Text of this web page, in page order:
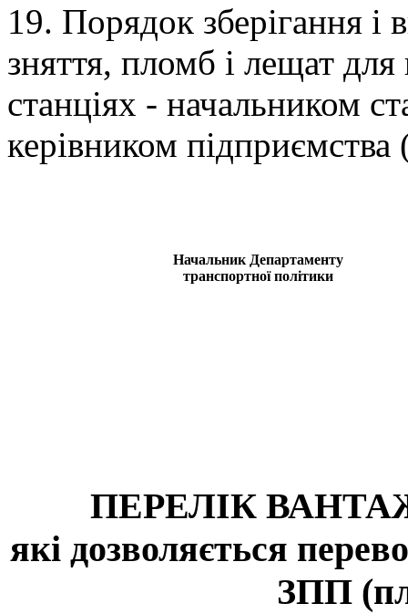
19. Порядок зберігання і
зняття, пломб і лещат
станціях - начальником
керівником підприємства
Начальник Департаменту
транспортної політики
ПЕРЕЛІК
які дозволяється
ЗПП